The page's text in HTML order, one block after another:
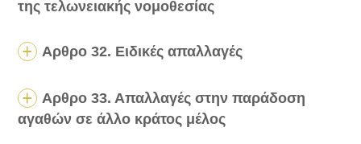
της τελωνειακής νομοθεσίας
Αρθρο 32. Ειδικές απαλλαγές
Αρθρο 33. Απαλλαγές στην παράδοση
αγαθών σε άλλο κράτος μέλος